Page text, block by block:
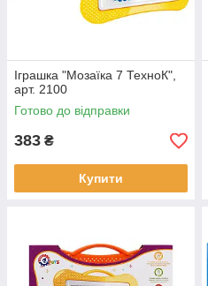
Іграшка "Мозаїка 7 ТехноК",
арт. 2100
Готово до відправки
383 ₴
Купити